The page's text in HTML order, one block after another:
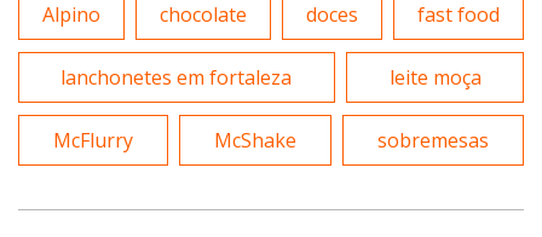
Portuguesa
Self-service
Sobremesas e sorvetes
Variados
Alpino chocolate doces fast food
lanchonetes em fortaleza leite moça
McFlurry McShake sobremesas